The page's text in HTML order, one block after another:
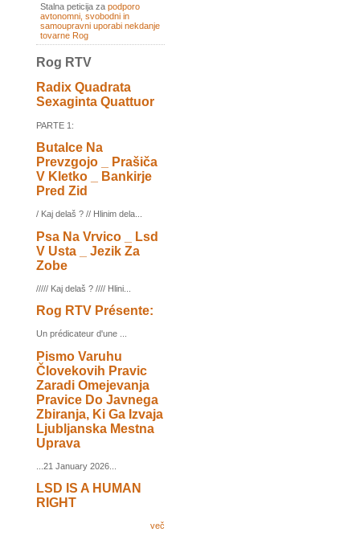
Stalna peticija za podporo
avtonomni, svobodni in
samoupravni uporabi nekdanje
tovarne Rog
Rog RTV
Radix Quadrata
Sexaginta Quattuor
PARTE 1:
Butalce Na
Prevzgojo _ Prašiča
V Kletko _ Bankirje
Pred Zid
/ Kaj delaš ? // Hlinim dela...
Psa Na Vrvico _ Lsd
V Usta _ Jezik Za
Zobe
///// Kaj delaš ? //// Hlini...
Rog RTV Présente:
Un prédicateur d'une ...
Pismo Varuhu
Človekovih Pravic
Zaradi Omejevanja
Pravice Do Javnega
Zbiranja, Ki Ga Izvaja
Ljubljanska Mestna
Uprava
...21 January 2026...
LSD IS A HUMAN
RIGHT
več